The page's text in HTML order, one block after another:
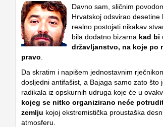
Davno sam, sličnim
Hrvatskoj odsvirao
realno postojati nikakav
bila dodatno bizarna kad bi
državljanstvo, na koje po
pravo
Da skratim i napišem jednostavnim
dosljedni antifašist, a Bajaga samo zato što
radikala iz opskurnih udruga koje će u
kojeg se nitko organizirano neće
zemlju kojoj ekstremistička proustaška
atmosferu.